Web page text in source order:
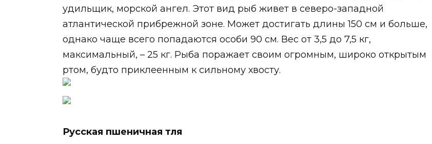
удильщик, морской ангел. Этот вид рыб живет в северо-западной
атлантической прибрежной зоне. Может достигать длины 150 см и больше,
однако чаще всего попадаются особи 90 см. Вес от 3,5 до 7,5 кг,
максимальный, – 25 кг. Рыба поражает своим огромным, широко открытым
ртом, будто приклеенным к сильному хвосту.
Русская пшеничная тля